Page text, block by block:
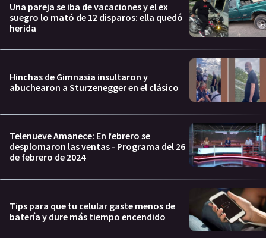
Una pareja se iba de vacaciones y el ex
suegro lo mató de 12 disparos: ella quedó
herida
Hinchas de Gimnasia insultaron y
abuchearon a Sturzenegger en el clásico
Telenueve Amanece: En febrero se
desplomaron las ventas - Programa del 26
de febrero de 2024
Tips para que tu celular gaste menos de
batería y dure más tiempo encendido